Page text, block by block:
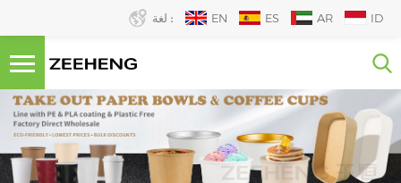
لغة : EN ES AR ID